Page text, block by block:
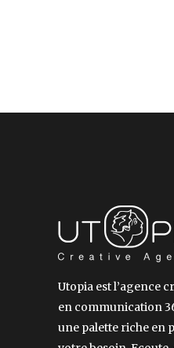
Utopia est l’agence
en communication
une palette riche en